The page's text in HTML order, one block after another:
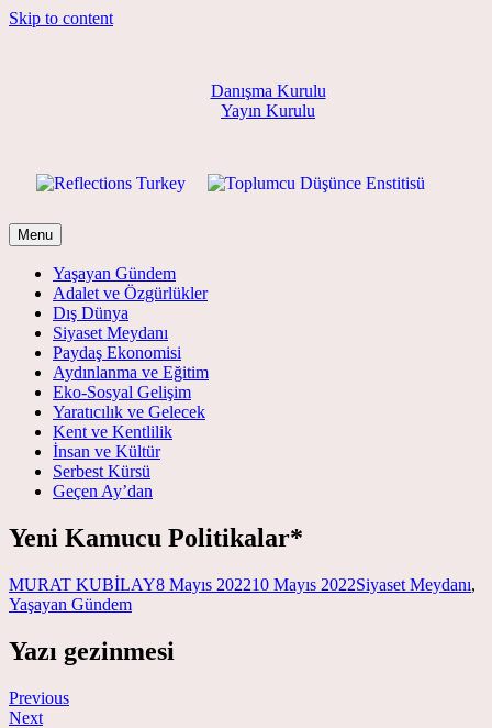
Skip to content
Danışma Kurulu
Yayın Kurulu
Menu
Yaşayan Gündem
Adalet ve Özgürlükler
Dış Dünya
Siyaset Meydanı
Paydaş Ekonomisi
Aydınlanma ve Eğitim
Eko-Sosyal Gelişim
Yaratıcılık ve Gelecek
Kent ve Kentlilik
İnsan ve Kültür
Serbest Kürsü
Geçen Ay’dan
Yeni Kamucu Politikalar*
MURAT KUBİLAY8 Mayıs 202210 Mayıs 2022Siyaset Meydanı,
Yaşayan Gündem
Yazı gezinmesi
Previous
Next